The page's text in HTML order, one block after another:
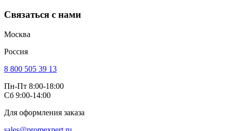
Связаться с нами
Москва
Россия
8 800 505 39 13
Пн-Пт 8:00-18:00
Сб 9:00-14:00
Для оформления заказа